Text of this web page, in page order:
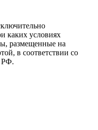
каких условиях
размещенные на
в соответствии со
РФ.